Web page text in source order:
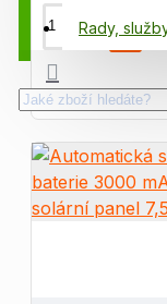
Rady,